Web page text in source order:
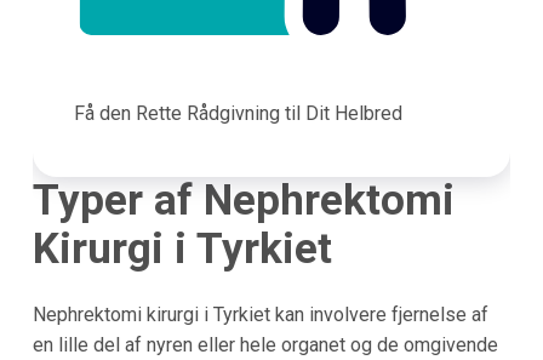
Få den Rette Rådgivning til Dit Helbred
Typer af Nephrektomi
Kirurgi i Tyrkiet
Nephrektomi kirurgi i Tyrkiet kan involvere fjernelse af
en lille del af nyren eller hele organet og de omgivende